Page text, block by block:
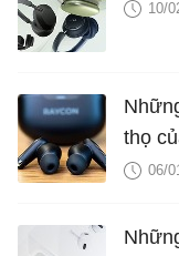
10/
thọ
06/